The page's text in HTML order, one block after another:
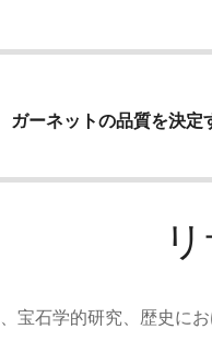
ガーネットの品質を決定
宝石学的研究、歴史に